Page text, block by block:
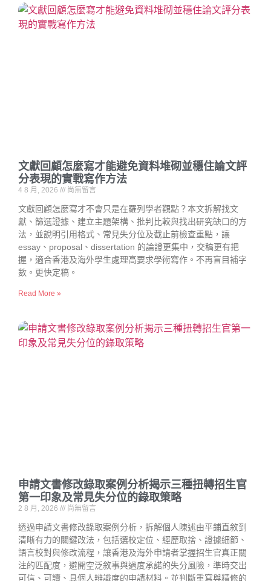
文獻回顧怎麼寫才能避免資料堆砌並穩住論文評
分表現的實戰寫作方法
4 8 月, 2026 尚無留言
文獻回顧怎麼寫才不會只是在羅列學者觀點？本文拆解找文
獻、篩選證據、建立主題架構、批判比較與找出研究缺口的方
法，並說明引用格式、常見失分位及截止前檢查重點，讓
essay、proposal、dissertation 的論證更集中，交稿更有把
握，適合香港及海外學生處理高要求學術寫作。不再盲目補字
數。更快定稿。
Read More »
申請文書修改錄取案例分析揭示三種扭轉招生官
第一印象及常見失分位的錄取策略
2 8 月, 2026 尚無留言
透過申請文書修改錄取案例分析，拆解個人陳述由平鋪直敘到
清晰有力的關鍵改法，包括選校定位、經歷取捨、證據細節、
語言校對與修改流程，讓香港及海外申請者掌握招生官真正關
注的匹配度，避開空泛敘事與過度承諾的失分風險，準時交出
可信、可讀、具個人辨識度的申請材料。並判斷重寫與精修的